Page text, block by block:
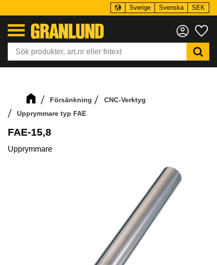
Sverige Svenska SEK
Försänkning
CNC-Verktyg
Upprymmare typ FAE
FAE-15,8
Upprymmare